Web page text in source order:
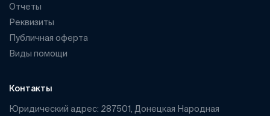
Отчеты
Реквизиты
Публичная оферта
Виды помощи
Контакты
Юридический адрес: 287501, Донецкая Народная